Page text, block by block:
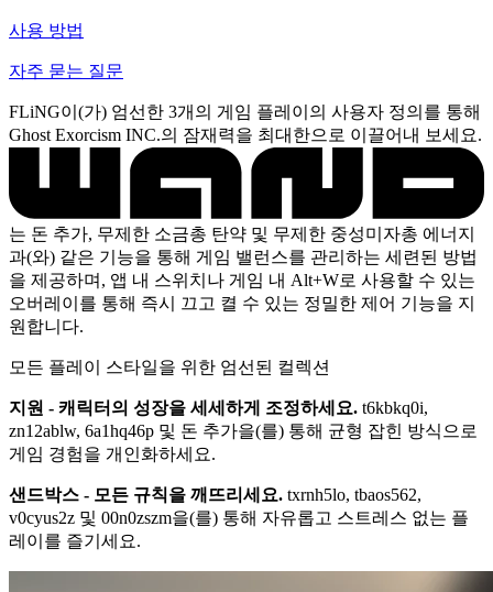
사용 방법
자주 묻는 질문
FLiNG이(가) 엄선한 3개의 게임 플레이의 사용자 정의를 통해
Ghost Exorcism INC.의 잠재력을 최대한으로 이끌어내 보세요.
는 돈 추가, 무제한 소금총 탄약 및 무제한 중성미자총 에너지
과(와) 같은 기능을 통해 게임 밸런스를 관리하는 세련된 방법
을 제공하며, 앱 내 스위치나 게임 내 Alt+W로 사용할 수 있는
오버레이를 통해 즉시 끄고 켤 수 있는 정밀한 제어 기능을 지
원합니다.
모든 플레이 스타일을 위한 엄선된 컬렉션
지원 - 캐릭터의 성장을 세세하게 조정하세요. t6kbkq0i,
zn12ablw, 6a1hq46p 및 돈 추가을(를) 통해 균형 잡힌 방식으로
게임 경험을 개인화하세요.
샌드박스 - 모든 규칙을 깨뜨리세요. txrnh5lo, tbaos562,
v0cyus2z 및 00n0zszm을(를) 통해 자유롭고 스트레스 없는 플
레이를 즐기세요.